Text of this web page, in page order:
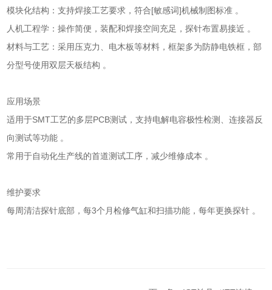
‌模块化结构‌：支持焊接工艺要求，符合[敏感词]机械制图标准 。 ‌
‌人机工程学‌：操作简便，装配和焊接空间充足，探针布置易接近 。 ‌
‌材料与工艺‌：采用压克力、电木板等材料，框架多为防静电铁框，部
分型号使用双层天板结构 。 ‌
应用场景
适用于SMT工艺的多层PCB测试，支持电解电容极性检测、连接器反
向测试等功能 。 ‌
常用于自动化生产线的首道测试工序，减少维修成本 。 ‌
维护要求
每周清洁探针底部，每3个月检修气缸和扫描功能，每年更换探针 。 ‌